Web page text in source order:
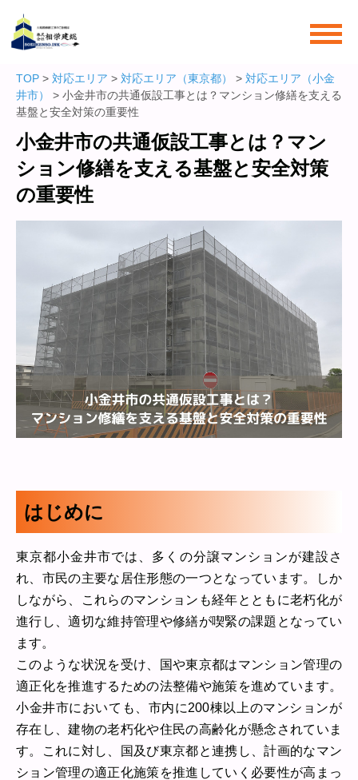
TOP > 対応エリア > 対応エリア（東京都） > 対応エリア（小金
井市）
> 小金井市の共通仮設工事とは？マンション修繕を支える
基盤と安全対策の重要性
小金井市の共通仮設工事とは？マン
ション修繕を支える基盤と安全対策
の重要性
はじめに
東京都小金井市では、多くの分譲マンションが建設さ
れ、市民の主要な居住形態の一つとなっています。しか
しながら、これらのマンションも経年とともに老朽化が
進行し、適切な維持管理や修繕が喫緊の課題となってい
ます。
このような状況を受け、国や東京都はマンション管理の
適正化を推進するための法整備や施策を進めています。
小金井市においても、市内に200棟以上のマンションが
存在し、建物の老朽化や住民の高齢化が懸念されていま
す。これに対し、国及び東京都と連携し、計画的なマン
ション管理の適正化施策を推進していく必要性が高まっ